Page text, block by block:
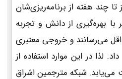
تا چند هفته از برنامه‌ریزی‌شان
با بهره‌گیری از دانش و تجربه
می‌رسانند و خروجی معتبری
لذا در این موارد استفاده از
می‌یابد. شبکه مترجمین اشراق